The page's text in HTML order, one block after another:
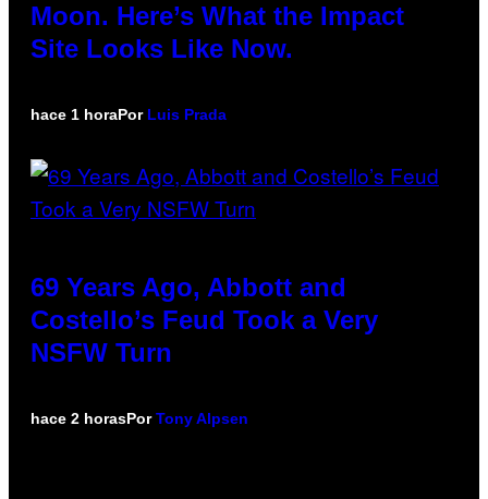
Moon. Here’s What the Impact
Site Looks Like Now.
hace 1 horaPor Luis Prada
69 Years Ago, Abbott and
Costello’s Feud Took a Very
NSFW Turn
hace 2 horasPorTony Alpsen